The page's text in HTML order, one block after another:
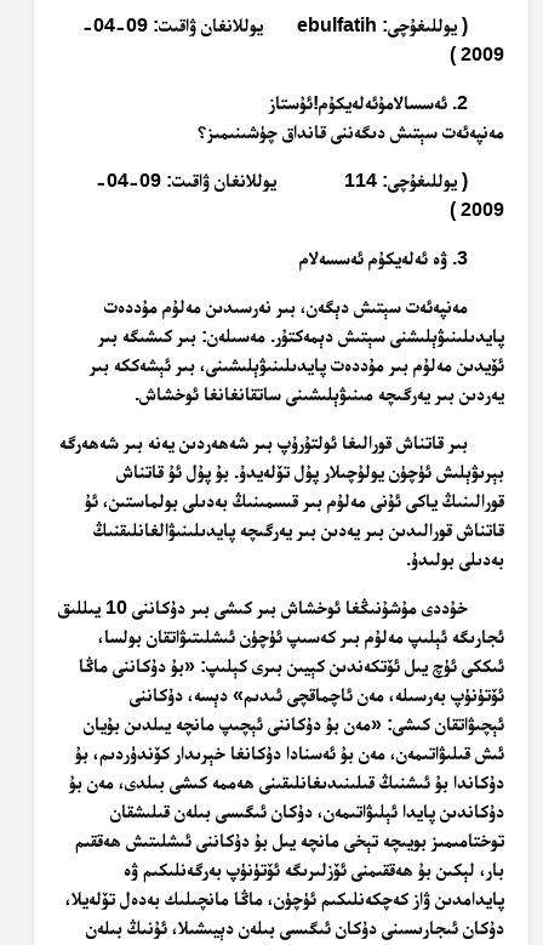
( يوللىغۇچى: ebulfatih يوللانغان ۋاقىت: 09-04-
2009 )
2. ئەسسالامۇئەلەيكۇم!ئۇستاز
مەنپەئەت سېتىش دىگەننى قانداق چۈشىنىمىز؟
( يوللىغۇچى: 114 يوللانغان ۋاقىت: 09-04-
2009 )
3. ۋە ئەلەيكۇم ئەسسەلام
مەنپەئەت سېتىش دېگەن، بىر نەرسىدىن مەلۇم مۇددەت
پايدىلىنىۋېلىشنى سېتىش دېمەكتۇر. مەسىلەن: بىر كىشىگە بىر
ئۆيدىن مەلۇم بىر مۇددەت پايدىلىنىۋېلىشىنى، بىر ئېشەككە بىر
يەردىن بىر يەرگىچە مىنىۋېلىشىنى ساتقانغانغا ئوخشاش.
بىر قاتناش قورالىغا ئولتۇرۇپ بىر شەھەردىن يەنە بىر شەھەرگە
بېرىۋېلىش ئۈچۈن يولۇچىلار پۇل تۆلەيدۇ. بۇ پۇل ئۇ قاتناش
قورالىنىڭ ياكى ئۇنى مەلۇم بىر قىسمىنىڭ بەدىلى بولماستىن، ئۇ
قاتناش قورالىدىن بىر يەدىن بىر يەرگىچە پايدىلىنىۋالغانلىقنىڭ
بەدىلى بولىدۇ.
خۇددى مۇشۇنىڭغا ئوخشاش بىر كىشى بىر دۇكاننى 10 يىللىق
ئجارىگە ئېلىپ مەلۇم بىر كەسىپ ئۈچۈن ئىشلىتىۋاتقان بولسا،
ئىككى ئۈچ يىل ئۆتكەندىن كېيىن بىرى كېلىپ: «بۇ دۇكاننى ماڭا
ئۆتۈنۈپ بەرسىلە، مەن ئاچماقچى ئىدىم» دېسە، دۇكاننى
ئېچىۋاتقان كىشى: «مەن بۇ دۇكاننى ئېچىپ مانچە يىلدىن بۇيان
ئىش قىلىۋاتىمەن، مەن بۇ ئەسنادا دۇكانغا خېرىدار كۆندۈردىم، بۇ
دۇكاندا بۇ ئىشنىڭ قىلىنىدىغانلىقىنى ھەممە كىشى بىلدى، مەن بۇ
دۇكاندىن پايدا ئېلىۋاتىمەن، دۇكان ئىگىسى بىلەن قىلىشقان
توختامىمىز بويىچە تېخى مانچە يىل بۇ دۇكاننى ئىشلىتىش ھەققىم
بار، لېكىن بۇ ھەققىمنى ئۆزلىرىگە ئۆتۈنۈپ بەرگەنلىكىم ۋە
پايدامدىن ۋاز كەچكەنلىكىم ئۈچۈن، ماڭا مانچىلىك بەدەل تۆلەيلا،
دۇكان ئىجارىسىنى دۇكان ئىگىسى بىلەن دېيىشىلا، ئۇنىڭ بىلەن